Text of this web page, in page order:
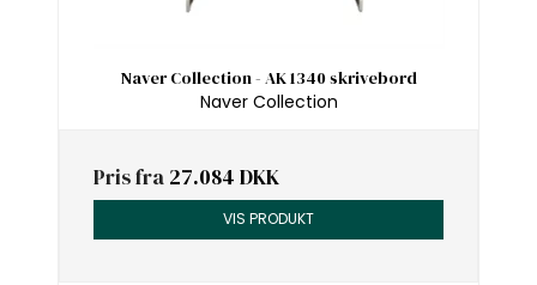
Naver Collection - AK 1340 skrivebord
Naver Collection
Pris fra 27.084 DKK
VIS PRODUKT